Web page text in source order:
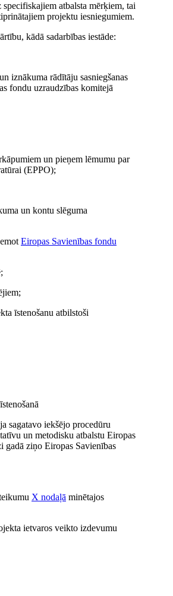
atbalsta mērķiem, tai
projektu iesniegumiem.
kādā sadarbības iestāde:
iznākuma rādītāju sasniegšanas
fondu uzraudzības komitejā
un pieņem lēmumu par
(EPPO);
un kontu slēguma
Eiropas Savienības fondu
īstenošanu atbilstoši
sagatavo iekšējo procedūru
un metodisku atbalstu Eiropas
gadā ziņo Eiropas Savienības
X nodaļā minētajos
ietvaros veikto izdevumu